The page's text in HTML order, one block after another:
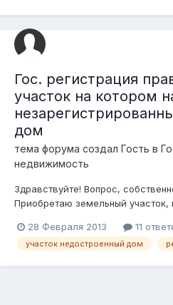
Гос. регистрация
участок на котором
дом
тема форума создал Гость в
недвижимость
Здравствуйте! Вопрос,
Приобретаю земельный участок,
строительство). Из документов -
и собственно договор купли-
28 Февраля 2013 11
участок недостроенный дом